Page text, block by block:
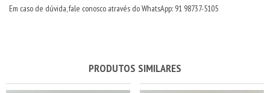
Em caso de dúvida, fale conosco através do WhatsApp: 91 98737-5105
PRODUTOS SIMILARES